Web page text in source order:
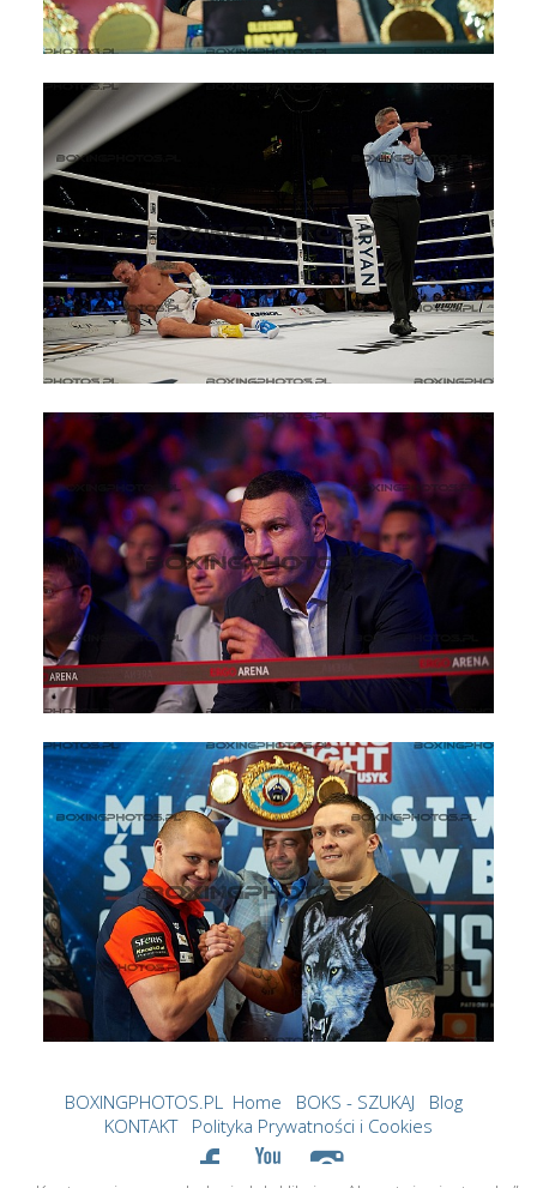
BOXINGPHOTOS.PL Home BOKS - SZUKAJ
Blog
KONTAKT
Polityka Prywatności i Cookies